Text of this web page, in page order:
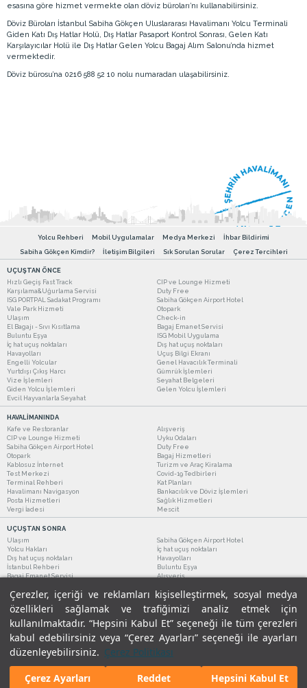
Çerezler, içeriği ve reklamları kişiselleştirmek, sosyal medya
özellikleri sağlamak ve trafiğimizi analiz etmek için
kullanılmaktadır. “Hepsini Kabul Et” seçeneği ile tüm çerezleri
kabul edebilirsiniz veya “Çerez Ayarları” seçeneği ile ayarları
düzenleyebilirsiniz. Çerez Politikası
Çerez Ayarları
Reddet Hepsini Kabul Et
esasına göre hizmet vermekte olan döviz büroları’nı kullanabilirsiniz.
Döviz Büroları İstanbul Sabiha Gökçen Uluslararası Havalimanı Yolcu Terminali
Giden Katı Dış Hatlar Holü, Dış Hatlar Pasaport Kontrol Sonrası, Gelen Katı
Karşılayıcılar Holü ile Dış Hatlar Gelen Yolcu Bagaj Alım Salonu’nda hizmet
vermektedir.
Döviz bürosu’na 0216 588 52 10 nolu numaradan ulaşabilirsiniz.
Yolcu Rehberi Mobil Uygulamalar Medya Merkezi
İhbar Bildirimi
Sabiha Gökçen Kimdir?
İletişim Bilgileri Sık Sorulan Sorular Çerez Tercihleri
UÇUŞTAN ÖNCE
Hızlı Geçiş Fast Track
CIP ve Lounge Hizmeti
Karşılama&Uğurlama Servisi
Duty Free
ISG PORTPAL Sadakat Programı
Sabiha Gökçen Airport Hotel
Vale Park Hizmeti
Otopark
Ulaşım
Check-in
El Bagajı - Sıvı Kısıtlama
Bagaj Emanet Servisi
Buluntu Eşya
ISG Mobil Uygulama
İç hat uçuş noktaları
Dış hat uçuş noktaları
Havayolları
Uçuş Bilgi Ekranı
Engelli Yolcular
Genel Havacılık Terminali
Yurtdışı Çıkış Harcı
Gümrük İşlemleri
Vize İşlemleri
Seyahat Belgeleri
Giden Yolcu İşlemleri
Gelen Yolcu İşlemleri
Evcil Hayvanlarla Seyahat
HAVALİMANINDA
Kafe ve Restoranlar
Alışveriş
CIP ve Lounge Hizmeti
Uyku Odaları
Sabiha Gökçen Airport Hotel
Duty Free
Otopark
Bagaj Hizmetleri
Kablosuz İnternet
Turizm ve Araç Kiralama
Test Merkezi
Covid-19 Tedbirleri
Terminal Rehberi
Kat Planları
Havalimanı Navigasyon
Bankacılık ve Döviz İşlemleri
Posta Hizmetleri
Sağlık Hizmetleri
Vergi İadesi
Mescit
UÇUŞTAN SONRA
Ulaşım
Sabiha Gökçen Airport Hotel
Yolcu Hakları
İç hat uçuş noktaları
Dış hat uçuş noktaları
Havayolları
İstanbul Rehberi
Buluntu Eşya
Bagaj Emanet Servisi
Alışveriş
Yasal Uyarılar Çerez Politikamız Gizlilik Taahhüdümüz |